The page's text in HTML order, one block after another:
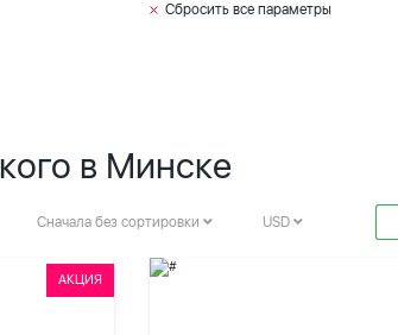
Сбросить все параметры
в Минске
Сначала без сортировки USD
АКЦИЯ